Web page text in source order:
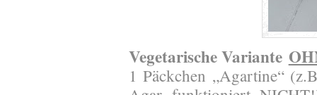
Vegetarische Variante
1 Päckchen „Agartine“